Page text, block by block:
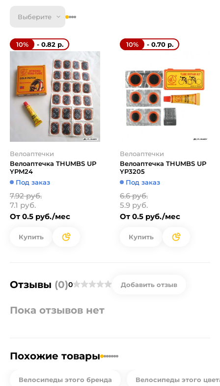
Выберите
10% - 0.82 р.
Велоаптечки
Велоаптечка THUMBS UP
YPM24
Под заказ
7.92 руб.
7.1 руб.
От 0.5 руб./мес
Купить
10% - 0.70 р.
Велоаптечки
Велоаптечка THUMBS UP
YP3205
Под заказ
6.6 руб.
5.9 руб.
От 0.5 руб./мес
Купить
Отзывы (0)0 Добавить отзыв
Пока отзывов нет
Похожие товары
Велосипеды этого бренда Велосипеды этого